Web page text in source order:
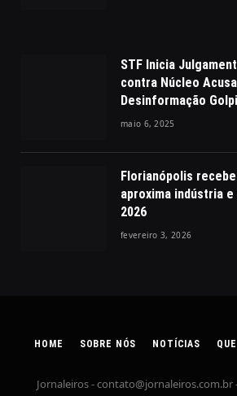
STF Inicia
contra Núcleo
Desinformação
maio 6, 2025
Florianópolis
aproxima indústria
2026
fevereiro 3, 2026
HOME SOBRE NÓS NOTÍCIAS
Jornaleiros -contato@jornaleiros.com.br